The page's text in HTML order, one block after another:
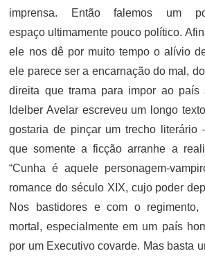
imprensa. Então falemos um
espaço ultimamente pouco político.
ele nos dê por muito tempo o alívio
ele parece ser a encarnação do mal,
direita que trama para impor ao país
Idelber Avelar escreveu um longo
gostaria de pinçar um trecho
que somente a ficção arranhe a
“Cunha é aquele personagem-
romance do século XIX, cujo poder
Nos bastidores e com o
mortal, especialmente em um país
por um Executivo covarde. Mas basta